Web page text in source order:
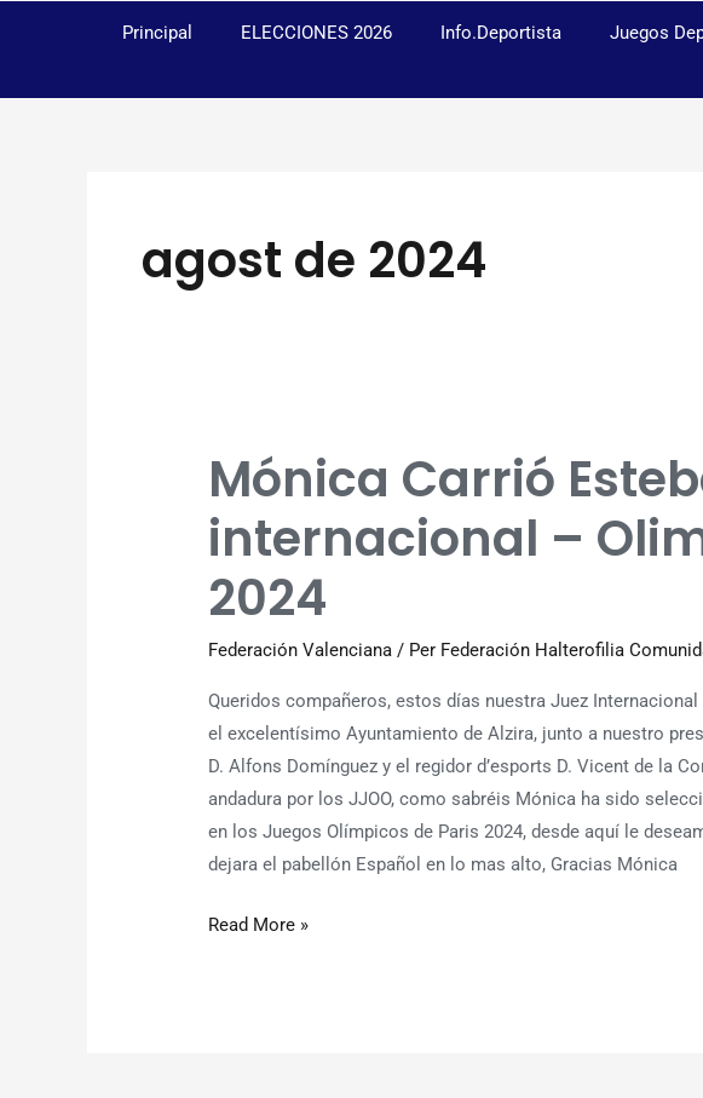
Principal ELECCIONES 2026 Info.Deportista Juegos
agost de 2024
Mónica Carrió
internacional –
2024
Federación Valenciana / Per Federación Halterofilia
Queridos compañeros, estos días nuestra Juez
el excelentísimo Ayuntamiento de Alzira, junto a nuestro
D. Alfons Domínguez y el regidor d’esports D. Vicent de la
andadura por los JJOO, como sabréis Mónica ha sido
en los Juegos Olímpicos de Paris 2024, desde aquí le
dejara el pabellón Español en lo mas alto, Gracias Mónica
Mónica
Carrió
Esteban
–
Juez
–
Olimpiadas
2024
Read More »